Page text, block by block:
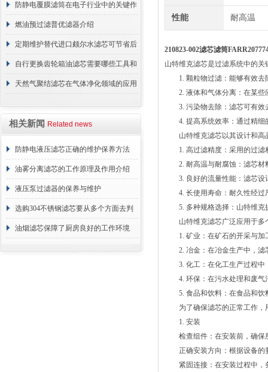
士
防静电覆膜滤筒在电子行业中的关键作
用
燃油预过滤普优滤器介绍
定期维护替代进口颇尔水滤芯可节省后
续更换成本
自行更换齿轮箱油滤芯需要哪些工具和
材料？
天然气聚结滤芯在气体净化领域的应用
相关新闻 Related news
防静电液压滤芯正确的维护保养方法
油雾分离滤芯的工作原理及作用介绍
液压泵过滤器的保养与维护
选购304不锈钢滤芯要从多个方面去判
断
油烟滤芯保障了厨房良好的工作环境
性能 耐高温
210823-002滤芯滤筒
山特维克滤芯是过滤系统中的
1. 颗粒物过滤：能够有效去
2. 液体和气体分离：在某些
3. 污染物去除：滤芯可有效
4. 提高系统效率：通过精细
山特维克滤芯以其设计和高
1. 高过滤精度：采用的过滤
2. 耐高温与耐腐蚀：滤芯材
3. 良好的流量性能：滤芯设
4. 长使用寿命：耐久性经过
5. 多种规格选择：山特维克
山特维克滤芯广泛应用于多
1. 矿业：在矿石的开采与加
2. 冶金：在冶金生产中，滤
3. 化工：在化工生产过程中
4. 环保：在污水处理和废气
5. 食品和饮料：在食品和饮
为了确保滤芯的正常工作，
1. 安装
检查组件：在安装前，确保
正确安装方向：根据设备的
紧固连接：在安装过程中，